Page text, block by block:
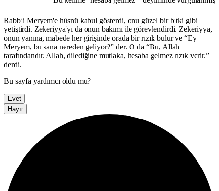
Rabb’i Meryem'e hüsnü kabul gösterdi, onu güzel bir bitki gibi
yetiştirdi. Zekeriyya'yı da onun bakımı ile görevlendirdi. Zekeriyya,
onun yanına, mabede her girişinde orada bir rızık bulur ve “Ey
Meryem, bu sana nereden geliyor?” der. O da “Bu, Allah
tarafındandır. Allah, dilediğine mutlaka, hesaba gelmez rızık verir.”
derdi.
Bu sayfa yardımcı oldu mu?
Evet
Hayır